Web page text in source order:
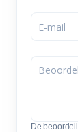
De